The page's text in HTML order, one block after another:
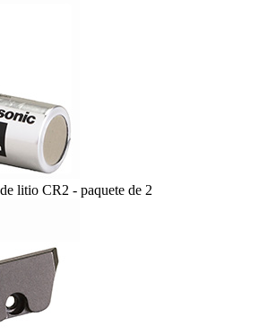
litio CR2 - paquete de 2